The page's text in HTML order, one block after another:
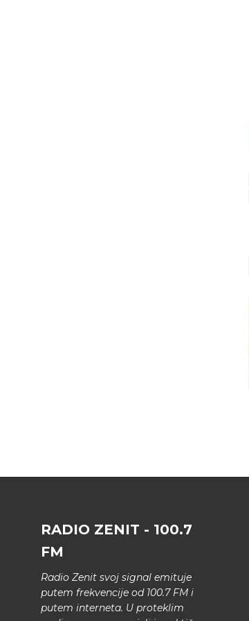
RADIO ZENIT - 100.7
FM
Radio Zenit svoj signal emituje
putem frekvencije od 100.7 FM i
putem interneta. U proteklim